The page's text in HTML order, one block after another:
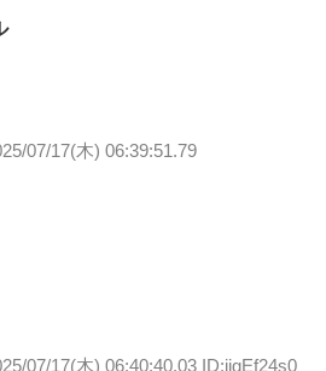
07/17(木) 06:39:51.79
07/17(木) 06:40:40.03 ID:jigEf24s0